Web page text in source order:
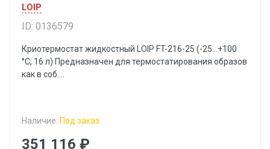
LOIP
ID: 0136579
Криотермостат жидкостный LOIP FT-216-25 (-25…+100
°С, 16 л) Предназначен для термостатирования образов
как в соб....
Наличие: Под заказ
351 116 ₽